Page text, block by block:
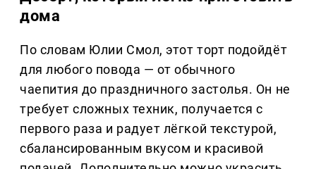
дома
По словам Юлии Смол, этот торт подойдёт
для любого повода — от обычного
чаепития до праздничного застолья. Он не
требует сложных техник, получается с
первого раза и радует лёгкой текстурой,
сбалансированным вкусом и красивой